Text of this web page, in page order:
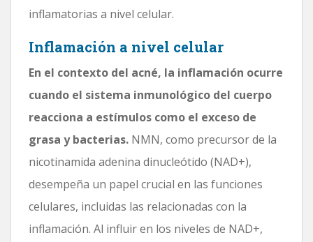
inflamatorias a nivel celular.
Inflamación a nivel celular
En el contexto del acné, la inflamación ocurre
cuando el sistema inmunológico del cuerpo
reacciona a estímulos como el exceso de
grasa y bacterias. NMN, como precursor de la
nicotinamida adenina dinucleótido (NAD+),
desempeña un papel crucial en las funciones
celulares, incluidas las relacionadas con la
inflamación. Al influir en los niveles de NAD+,